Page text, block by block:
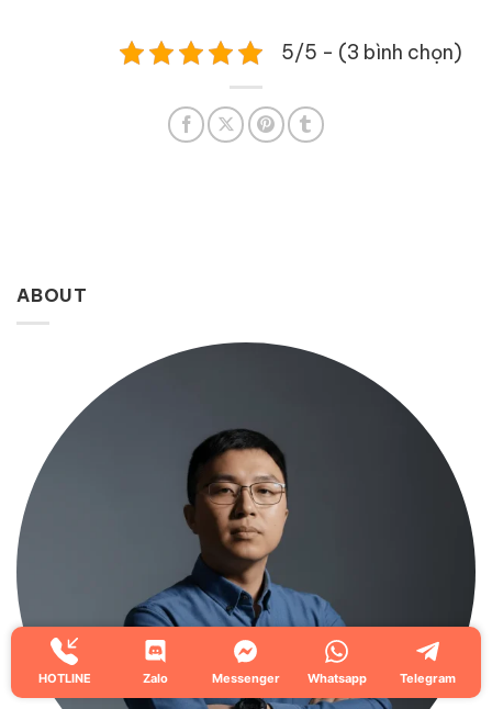
5/5 - (3 bình chọn)
ABOUT
HOTLINE Zalo Messenger Whatsapp Telegram